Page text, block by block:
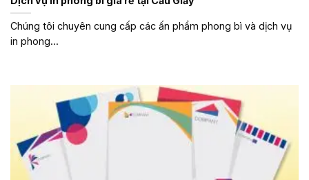
Chúng tôi chuyên cung cấp các ấn phẩm phong bì và dịch vụ
in phong...